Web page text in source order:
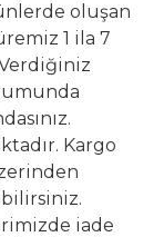
oluşan
1 ila 7
Kargo
iade